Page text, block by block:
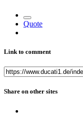
Quote
Link to comment
Share on other sites